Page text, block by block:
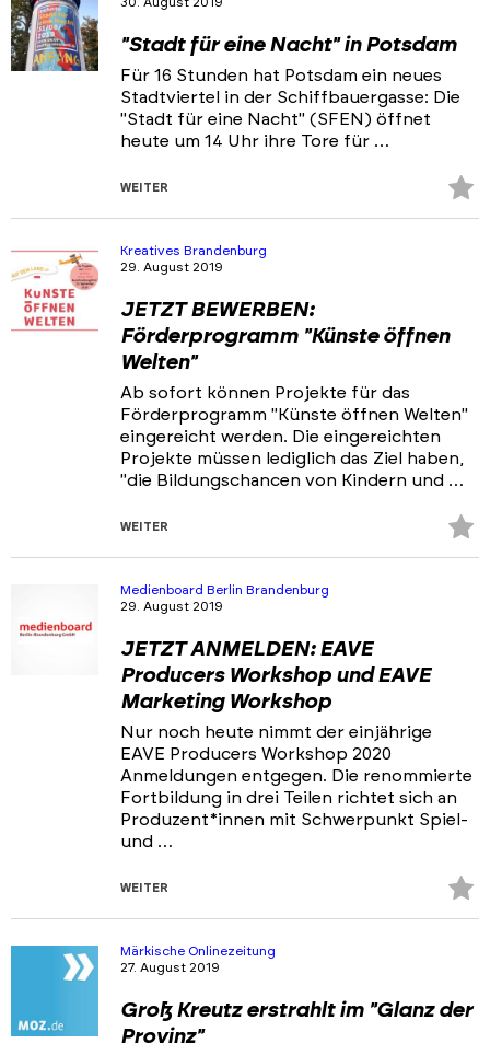
Portfolios
Veranstaltungen & Events
"Stadt für eine Nacht" in Potsdam
Für 16 Stunden hat Potsdam ein neues
Stadtviertel in der Schiffbauergasse: Die
"Stadt für eine Nacht" (SFEN) öffnet
heute um 14 Uhr ihre Tore für …
WEITER
Kreatives Brandenburg
29. August 2019
JETZT BEWERBEN:
Förderprogramm "Künste öffnen
Welten"
Ab sofort können Projekte für das
Förderprogramm "Künste öffnen Welten"
eingereicht werden. Die eingereichten
Projekte müssen lediglich das Ziel haben,
"die Bildungschancen von Kindern und …
WEITER
Medienboard Berlin Brandenburg
29. August 2019
JETZT ANMELDEN: EAVE
Producers Workshop und EAVE
Marketing Workshop
Nur noch heute nimmt der einjährige
EAVE Producers Workshop 2020
Anmeldungen entgegen. Die renommierte
Fortbildung in drei Teilen richtet sich an
Produzent*innen mit Schwerpunkt Spiel-
und …
WEITER
Märkische Onlinezeitung
27. August 2019
Groß Kreutz erstrahlt im "Glanz der
Provinz"